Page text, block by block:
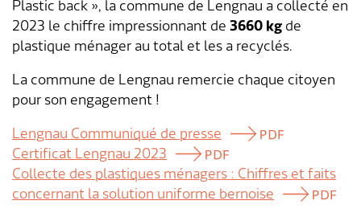
Plastic back », la commune de Lengnau a collecté en
2023 le chiffre impressionnant de 3660 kg de
plastique ménager au total et les a recyclés.
La commune de Lengnau remercie chaque citoyen
pour son engagement !
Lengnau Communiqué de presse
Certificat Lengnau 2023
Collecte des plastiques ménagers : Chiffres et faits
concernant la solution uniforme bernoise
Association des parents d'accueil
Gastronomie
Location d'installations de loisirs
Assurances sociales
Affaires sociales
Construire & planifier
Aménagement du territoire & planification
locale
Cadastre RDPPF
Environnement
Paroisses
Communes partenaires
Département des finances
Service social
Dép. de l'exploitation et du génie civil
Centre d'entretien
Services de A à Z
Répertoire d'adresses